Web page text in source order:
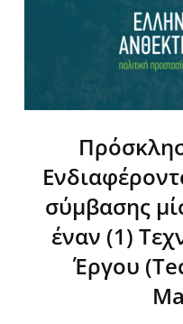
σύμβασης
έναν (1)
Έργου